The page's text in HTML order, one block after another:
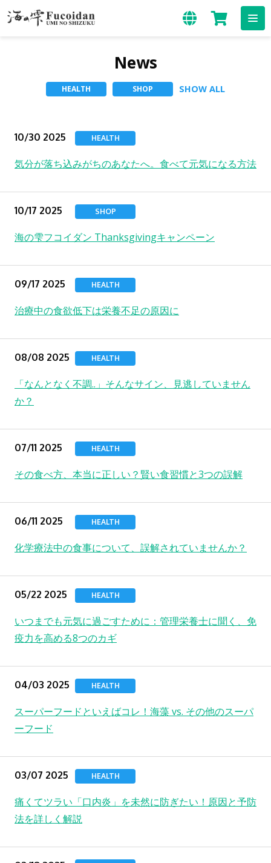
News
HEALTH SHOP SHOW ALL
10/30 2025 HEALTH
気分が落ち込みがちのあなたへ。食べて元気になる方法
10/17 2025 SHOP
海の雫フコイダン Thanksgivingキャンペーン
09/17 2025 HEALTH
治療中の食欲低下は栄養不足の原因に
08/08 2025 HEALTH
「なんとなく不調..」そんなサイン、見逃していません
か？
07/11 2025 HEALTH
その食べ方、本当に正しい？賢い食習慣と3つの誤解
06/11 2025 HEALTH
化学療法中の食事について、誤解されていませんか？
05/22 2025 HEALTH
いつまでも元気に過ごすために：管理栄養士に聞く、免
疫力を高める8つのカギ
04/03 2025 HEALTH
スーパーフードといえばコレ！海藻 vs. その他のスーパ
ーフード
03/07 2025 HEALTH
痛くてツラい「口内炎」を未然に防ぎたい！原因と予防
法を詳しく解説